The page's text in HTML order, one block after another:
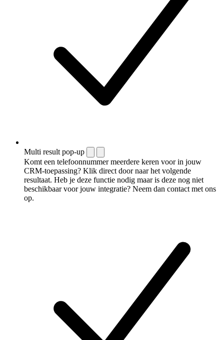
Multi result pop-up
Komt een telefoonnummer meerdere keren voor in jouw
CRM-toepassing? Klik direct door naar het volgende
resultaat. Heb je deze functie nodig maar is deze nog niet
beschikbaar voor jouw integratie? Neem dan contact met ons
op.